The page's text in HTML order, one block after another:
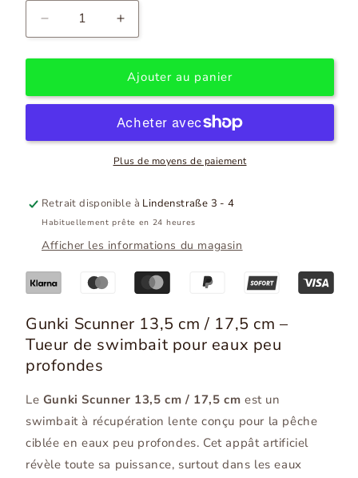
Diminuer
la
quantité
Gunki
Scunner
S
175S
I
93g
Augmenter
la
quantité
pour
Gunki
Scunner
135
S
I
175S
I
93g
Ajouter au panier
Plus de moyens de paiement
Retrait disponible à Lindenstraße 3 - 4
Habituellement prête en 24 heures
Afficher les informations du magasin
Gunki Scunner 13,5 cm / 17,5 cm –
Tueur de swimbait pour eaux peu
profondes
Le Gunki Scunner 13,5 cm / 17,5 cm est un
swimbait à récupération lente conçu pour la pêche
ciblée en eaux peu profondes. Cet appât artificiel
révèle toute sa puissance, surtout dans les eaux